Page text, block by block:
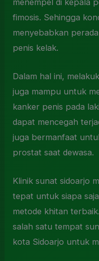
fimosis. Sehingga
menyebabkan
penis kelak.
Dalam hal ini,
juga mampu untuk
kanker penis pada
dapat mencegah
juga bermanfaat
prostat saat dewasa.
Klinik sunat sidoarjo
tepat untuk siapa
metode khitan
salah satu tempat
kota Sidoarjo untuk